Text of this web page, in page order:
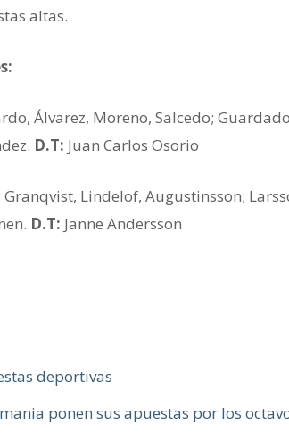
altas.
Álvarez, Moreno, Salcedo;
D.T: Juan Carlos Osorio
Granqvist, Lindelof, Augustinsson;
D.T: Janne Andersson
deportivas
ponen sus apuestas por los